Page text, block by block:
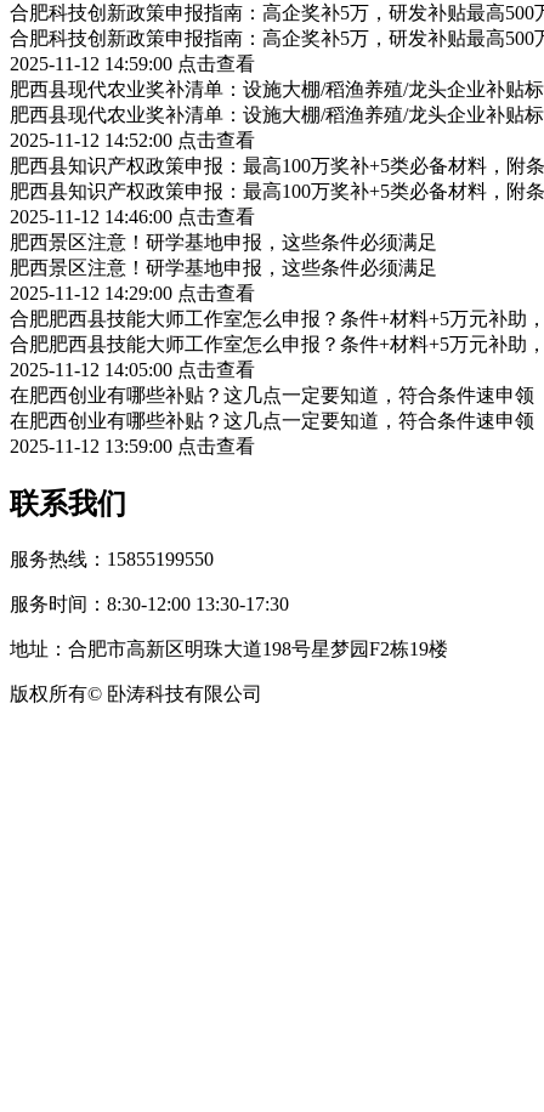
合肥科技创新政策申报指南：高企奖补5万，研发补贴最高500
合肥科技创新政策申报指南：高企奖补5万，研发补贴最高500
2025-11-12 14:59:00 点击查看
肥西县现代农业奖补清单：设施大棚/稻渔养殖/龙头企业补贴
肥西县现代农业奖补清单：设施大棚/稻渔养殖/龙头企业补贴
2025-11-12 14:52:00 点击查看
肥西县知识产权政策申报：最高100万奖补+5类必备材料，附
肥西县知识产权政策申报：最高100万奖补+5类必备材料，附
2025-11-12 14:46:00 点击查看
肥西景区注意！研学基地申报，这些条件必须满足
肥西景区注意！研学基地申报，这些条件必须满足
2025-11-12 14:29:00 点击查看
合肥肥西县技能大师工作室怎么申报？条件+材料+5万元补助
合肥肥西县技能大师工作室怎么申报？条件+材料+5万元补助
2025-11-12 14:05:00 点击查看
在肥西创业有哪些补贴？这几点一定要知道，符合条件速申领
在肥西创业有哪些补贴？这几点一定要知道，符合条件速申领
2025-11-12 13:59:00 点击查看
联系我们
服务热线：15855199550
服务时间：8:30-12:00 13:30-17:30
地址：合肥市高新区明珠大道198号星梦园F2栋19楼
版权所有© 卧涛科技有限公司